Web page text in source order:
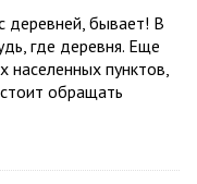
деревней, бывает! В
где деревня. Еще
населенных пунктов,
обращать